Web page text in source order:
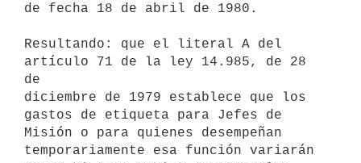
de fecha 18 de abril de 1980.
Resultando: que el literal A del
artículo 71 de la ley 14.985, de 28
de
diciembre de 1979 establece que los
gastos de etiqueta para Jefes de
Misión o para quienes desempeñan
temporariamente esa función variarán